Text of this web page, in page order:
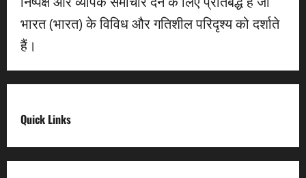
भारत (भारत) के विविध और गतिशील परिदृश्य को दर्शाते
हैं।
Quick Links